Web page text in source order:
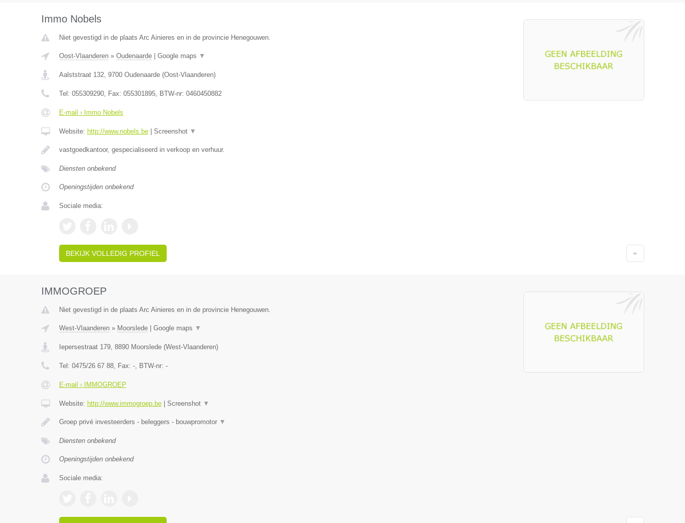
Immo Nobels
Niet gevestigd in de plaats Arc Ainieres en in de provincie Henegouwen.
Oost-Vlaanderen» Oudenaarde| Google maps ▼
Aalststraat 132, 9700 Oudenaarde(Oost-Vlaanderen)
Tel: 055309290, Fax: 055301895, BTW-nr: 0460450882
E-mail › Immo Nobels
Website: http://www.nobels.be| Screenshot ▼
vastgoedkantoor, gespecialiseerd in verkoop en verhuur.
Diensten onbekend
Openingstijden onbekend
Sociale media:
BEKIJK VOLLEDIG PROFIEL
IMMOGROEP
Niet gevestigd in de plaats Arc Ainieres en in de provincie Henegouwen.
West-Vlaanderen» Moorslede| Google maps ▼
Iepersestraat 179, 8890 Moorslede(West-Vlaanderen)
Tel: 0475/26 67 88, Fax: -, BTW-nr: -
E-mail › IMMOGROEP
Website: http://www.immogroep.be| Screenshot ▼
Groep privé investeerders - beleggers - bouwpromotor ▼
Diensten onbekend
Openingstijden onbekend
Sociale media: